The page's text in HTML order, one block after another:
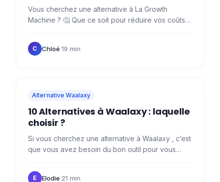
Vous cherchez une alternative à La Growth
Machine ? 🤔 Que ce soit pour réduire vos coûts,
automatisations…
C Chloé·19 min
Alternative Waalaxy
10 Alternatives à Waalaxy : laquelle
choisir ?
Si vous cherchez une alternative à Waalaxy , c’est
que vous avez besoin du bon outil pour vous
commerciale, prospection…
E Elodie·21 min